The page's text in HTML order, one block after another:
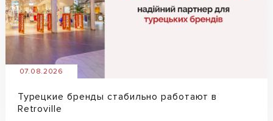
07.08.2026
Турецкие бренды стабильно работают в
Retroville